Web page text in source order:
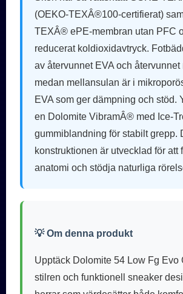
(OEKO-TEXÂ®100-certifierat)
TEXÂ® ePE-membran utan PFC
reducerat koldioxidavtryck.
av återvunnet EVA och återvunnet
medan mellansulan är i
EVA som ger dämpning och stöd.
en Dolomite VibramÂ® med Ice-
gummiblandning för stabilt grepp.
konstruktionen är utvecklad för att
anatomi och stödja naturliga
💡 Om denna produkt
Upptäck Dolomite 54 Low Fg Evo
stilren och funktionell sneaker